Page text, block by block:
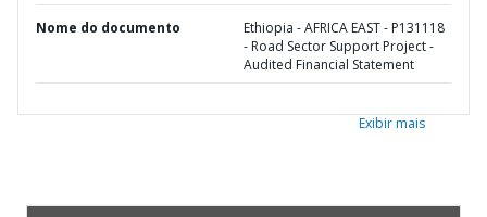
Nome do documento
Ethiopia - AFRICA EAST - P131118
- Road Sector Support Project -
Audited Financial Statement
Exibir mais